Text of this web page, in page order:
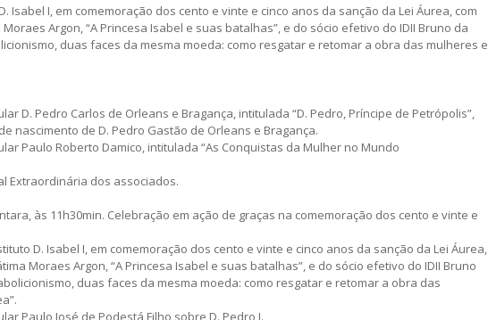
Isabel I, em comemoração dos cento e vinte e cinco anos da sanção da Lei Áurea, com
Argon, “A Princesa Isabel e suas batalhas”, e do sócio efetivo do IDII Bruno da
duas faces da mesma moeda: como resgatar e retomar a obra das mulheres e
D. Pedro Carlos de Orleans e Bragança, intitulada “D. Pedro, Príncipe de Petrópolis”,
nascimento de D. Pedro Gastão de Orleans e Bragança.
Paulo Roberto Damico, intitulada “As Conquistas da Mulher no Mundo
Extraordinária dos associados.
às 11h30min. Celebração em ação de graças na comemoração dos cento e vinte e
D. Isabel I, em comemoração dos cento e vinte e cinco anos da sanção da Lei Áurea,
Moraes Argon, “A Princesa Isabel e suas batalhas”, e do sócio efetivo do IDII Bruno
duas faces da mesma moeda: como resgatar e retomar a obra das
Paulo José de Podestá Filho sobre D. Pedro I.